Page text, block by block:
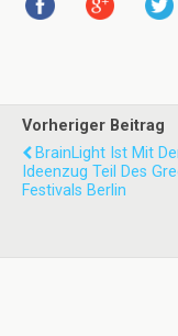
Vorheriger Beitrag
BrainLight Ist Mit
Ideenzug Teil Des
Festivals Berlin